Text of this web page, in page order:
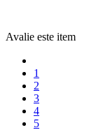
Avalie este item
1
2
3
4
5